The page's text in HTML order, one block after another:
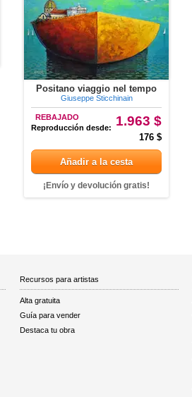
Positano viaggio nel tempo
Giuseppe Sticchinain
1.963 $
REBAJADO
Reproducción desde:
176 $
Añadir a la cesta
¡Envío y devolución gratis!
Recursos para artistas
Alta gratuita
Guía para vender
Destaca tu obra